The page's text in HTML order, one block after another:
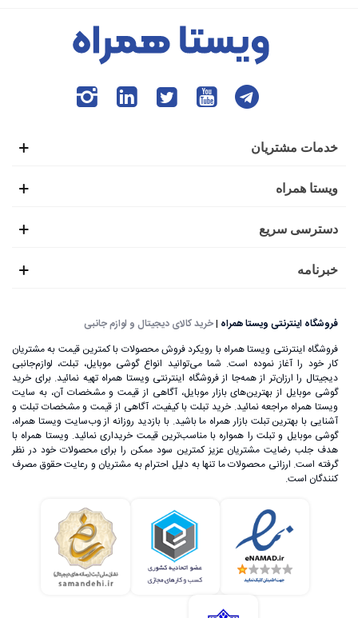
خدمات مشتریان
ویستا همراه
دسترسی سریع
خبرنامه
فروشگاه اینترنتی ویستا همراه |خرید کالای دیجیتال و لوازم جانبی
فروشگاه اینترنتی ویستا همراه با رویکرد فروش محصولات با کمترین قیمت به مشتریان
کار خود را آغاز نموده است. شما می‌توانید انواع گوشی موبایل، تبلت، لوازم‌جانبی
دیجیتال را ارزان‌تر از همه‌جا از فروشگاه اینترنتی ویستا همراه تهیه نمائید. برای خرید
گوشی موبایل از بهترین‌های بازار موبایل، آگاهی از قیمت و مشخصات آن، به ‌سایت
ویستا همراه مراجعه نمائید. خرید تبلت با کیفیت، آگاهی از قیمت و مشخصات تبلت و
آشنایی با بهترین تبلت بازار همراه ما باشید. با بازدید روزانه از وب‌سایت ویستا همراه،
گوشی موبایل و تبلت را همواره با مناسب‌ترین قیمت خریداری نمائید. ویستا همراه با
هدف جلب رضایت مشتریان عزیز کمترین سود ممکن را برای محصولات خود در نظر
گرفته است. ارزانی محصولات ما تنها به دلیل احترام به مشتریان و رعایت حقوق مصرف
کنندگان است.